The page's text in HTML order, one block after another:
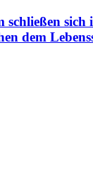
schließen sich
dem